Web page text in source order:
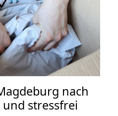
nach
und stressfrei